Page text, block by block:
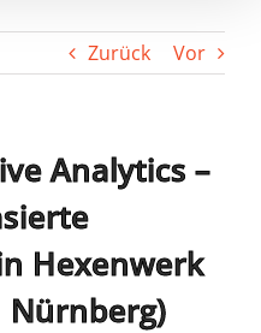
Zurück Vor
Analytics –
Hexenwerk
Nürnberg)